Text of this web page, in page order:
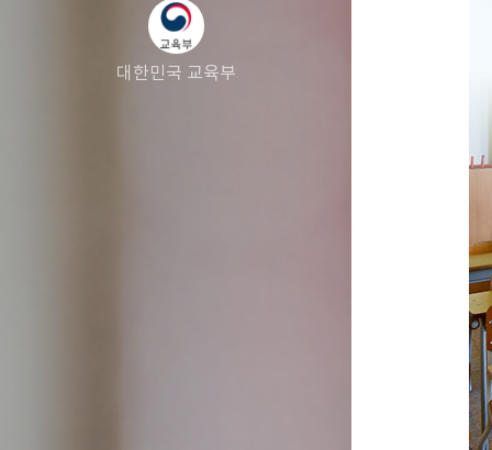
대한민국 교육부